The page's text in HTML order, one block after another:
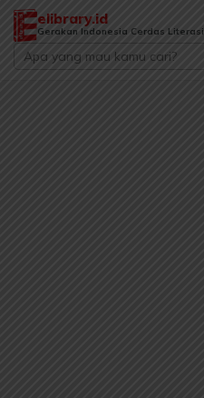
Lewati
konten
elibrary.id
Gerakan Indonesia Cerdas Literasi
Search
...